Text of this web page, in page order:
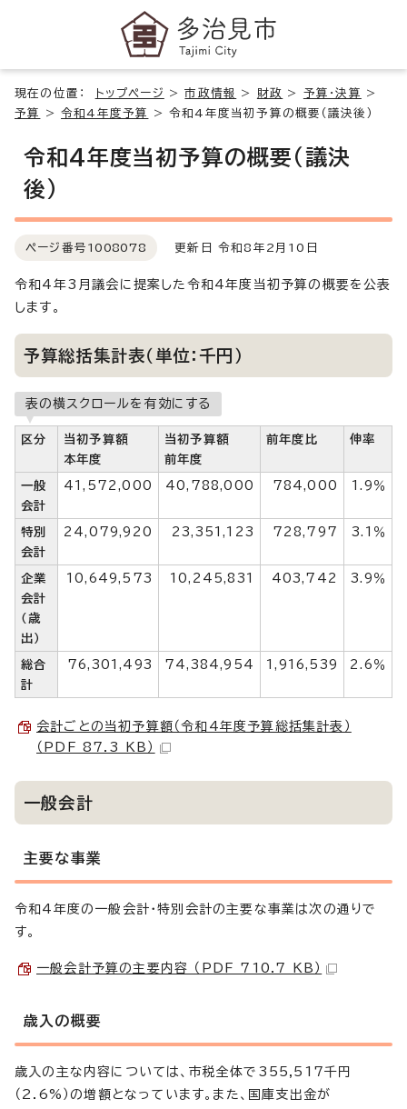
現在の位置： トップページ >市政情報 > 財政 > 予算・決算
>
予算
>令和4年度予算 >令和4年度当初予算の概要（議決後）
令和4年度当初予算の概要（議決
後）
ページ番号 1008078 更新日 令和8年2月10日
令和4年3月議会に提案した令和4年度当初予算の概要を公表
します。
予算総括集計表（単位：千円）
表の横スクロールを有効にする
区分
当初予算額
本年度
当初予算額
前年度
前年度比 伸率
一般
会計
41,572,000 40,788,000 784,000 1.9％
特別
会計
24,079,920 23,351,123 728,797 3.1％
企業
会計
（歳
出）
10,649,573 10,245,831 403,742 3.9％
総合
計
76,301,493 74,384,954 1,916,539 2.6％
会計ごとの当初予算額（令和4年度予算総括集計表）
（PDF 87.3 KB）
一般会計
主要な事業
令和4年度の一般会計・特別会計の主要な事業は次の通りで
す。
一般会計予算の主要内容 （PDF 710.7 KB）
歳入の概要
歳入の主な内容については、市税全体で355,517千円
（2.6%）の増額となっています。また、国庫支出金が